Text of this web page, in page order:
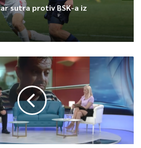
Article Rating
sutra protiv BSK-a iz